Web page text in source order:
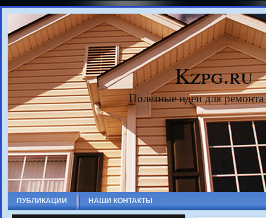
Kzpg.ru
Полезные идеи для
ПУБЛИКАЦИИ НАШИ КОНТАКТЫ